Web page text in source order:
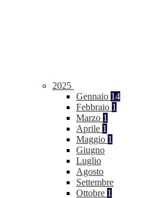
2025
Gennaio 14
Febbraio 1
Marzo 1
Aprile 1
Maggio 1
Giugno
Luglio
Agosto
Settembre
Ottobre 1